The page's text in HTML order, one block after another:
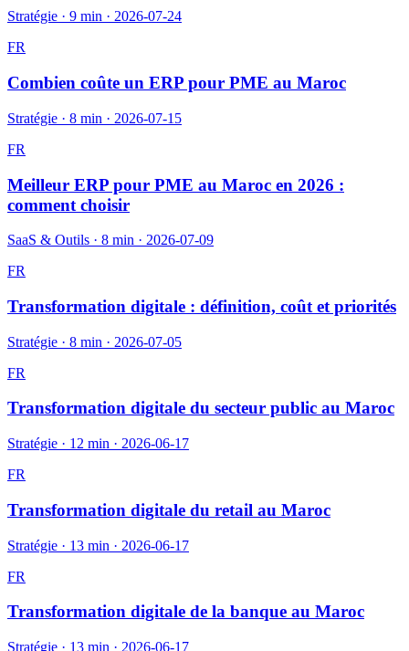
Stratégie · 9 min · 2026-07-24
FR
Combien coûte un ERP pour PME au Maroc
Stratégie · 8 min · 2026-07-15
FR
Meilleur ERP pour PME au Maroc en 2026 :
comment choisir
SaaS & Outils · 8 min · 2026-07-09
FR
Transformation digitale : définition, coût et priorités
Stratégie · 8 min · 2026-07-05
FR
Transformation digitale du secteur public au Maroc
Stratégie · 12 min · 2026-06-17
FR
Transformation digitale du retail au Maroc
Stratégie · 13 min · 2026-06-17
FR
Transformation digitale de la banque au Maroc
Stratégie · 13 min · 2026-06-17